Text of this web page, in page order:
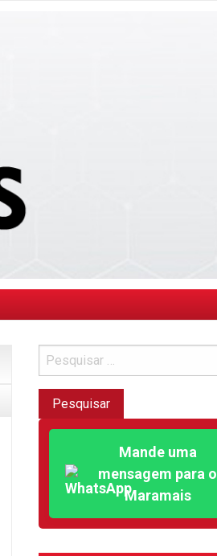
Mande uma
mensagem para o
Maramais